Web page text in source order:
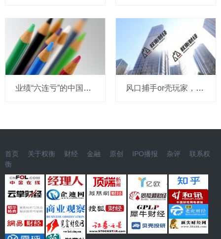
业绩“六连亏”的中国东航：中报再预亏超18亿，高负债与流动性困局难解 风口捕手or壳玩家，狮头股份频繁转型为何难转运？
首页 关于权衡 财经 金融 原创 IPO播报 杂评
联系权
衡